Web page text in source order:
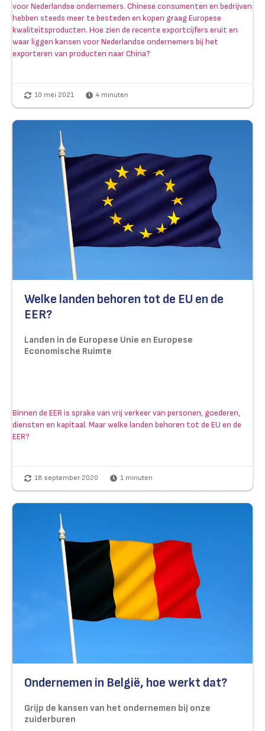
voor Nederlandse ondernemers. Chinese consumenten en bedrijven
hebben steeds meer te besteden en kopen graag Europese
kwaliteitsproducten. Hoe zien de recente exportcijfers eruit en
waar liggen kansen voor Nederlandse ondernemers bij het
exporteren van producten naar China?
10 mei 2021 4 minuten
Welke landen behoren tot de EU en de
EER?
Landen in de Europese Unie en Europese
Economische Ruimte
Binnen de EER is sprake van vrij verkeer van personen, goederen,
diensten en kapitaal. Maar welke landen behoren tot de EU en de
EER?
18 september 2020 1 minuten
Ondernemen in België, hoe werkt dat?
Grijp de kansen van het ondernemen bij onze
zuiderburen